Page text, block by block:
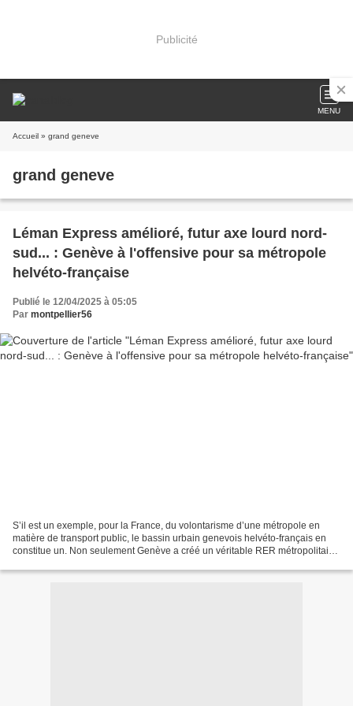
Publicité
MENU
Accueil » grand geneve
grand geneve
Léman Express amélioré, futur axe lourd nord-
sud... : Genève à l'offensive pour sa métropole
helvéto-française
Publié le 12/04/2025 à 05:05
Par montpellier56
S’il est un exemple, pour la France, du volontarisme d’une métropole en
matière de transport public, le bassin urbain genevois helvéto-français en
constitue un. Non seulement Genève a créé un véritable RER métropolitain